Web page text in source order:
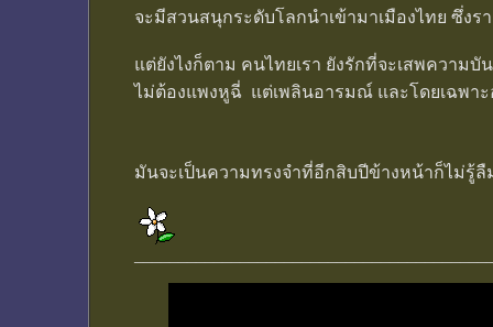
จะมีสวนสนุกระดับโลกนำเข้ามาเมืองไทย ซึ่
แต่ยังไงก็ตาม คนไทยเรา ยังรักที่จะเสพความ
ไม่ต้องแพงหูฉี่ แต่เพลินอารมณ์ และโดยเฉพาะ
มันจะเป็นความทรงจำที่อีกสิบปีข้างหน้าก็ไม่รู้